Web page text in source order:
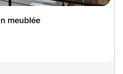
meublée